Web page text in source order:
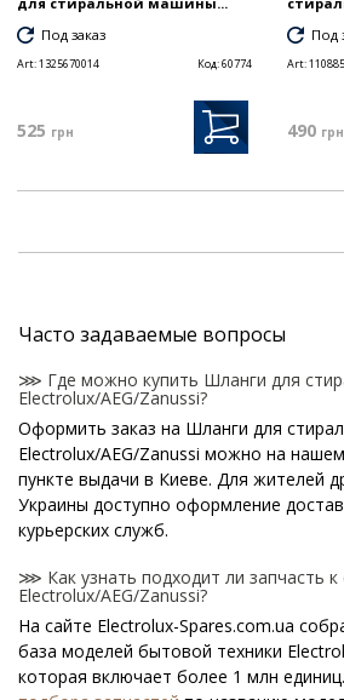
Под заказ
Art:1325670014 Код:60774
525 грн
Под
Art:
490 грн
Часто задаваемые вопросы
⋙ Где можно купить Шланги для
Electrolux/AEG/Zanussi?
Оформить заказ на Шланги для
Electrolux/AEG/Zanussi можно на
пункте выдачи в Киеве. Для жителей
Украины доступно оформление
курьерских служб.
⋙ Как узнать подходит ли запчасть
Electrolux/AEG/Zanussi?
На сайте Electrolux-Spares.com.ua
база моделей бытовой техники
которая включает более 1 млн единиц.